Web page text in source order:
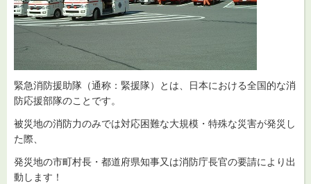
緊急消防援助隊（通称：緊援隊）とは、日本における全国的な消
防応援部隊のことです。
被災地の消防力のみでは対応困難な大規模・特殊な災害が発災し
た際、
発災地の市町村長・都道府県知事又は消防庁長官の要請により出
動します！